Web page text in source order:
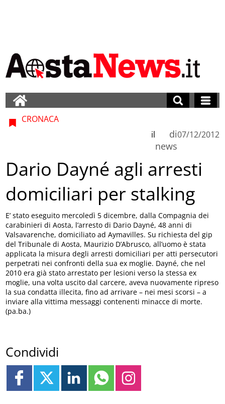
CRONACA
di
news
il 07/12/2012
Dario Dayné agli arresti
domiciliari per stalking
E’ stato eseguito mercoledì 5 dicembre, dalla Compagnia dei
carabinieri di Aosta, l’arresto di Dario Dayné, 48 anni di
Valsavarenche, domiciliato ad Aymavilles. Su richiesta del gip
del Tribunale di Aosta, Maurizio D’Abrusco, all’uomo è stata
applicata la misura degli arresti domiciliari per atti persecutori
perpetrati nei confronti della sua ex moglie. Dayné, che nel
2010 era già stato arrestato per lesioni verso la stessa ex
moglie, una volta uscito dal carcere, aveva nuovamente ripreso
la sua condatta illecita, fino ad arrivare – nei mesi scorsi – a
inviare alla vittima messaggi contenenti minacce di morte.
(pa.ba.)
Condividi